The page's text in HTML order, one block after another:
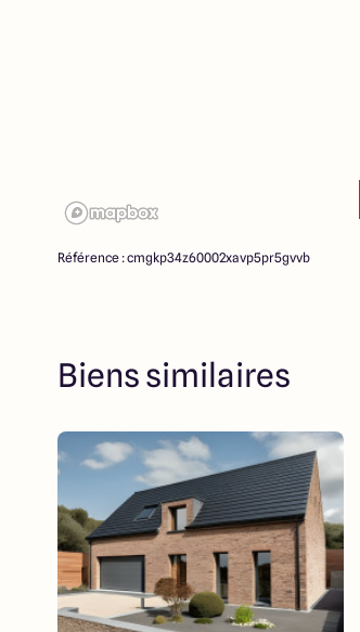
Référence : cmgkp34z60002xavp5pr5gvvb
Biens similaires